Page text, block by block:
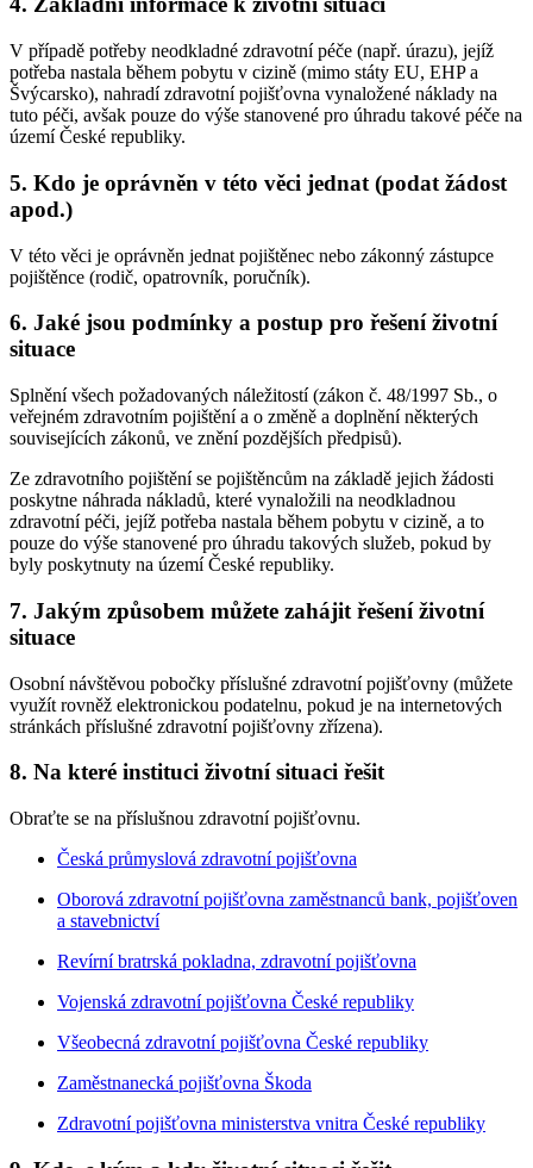
V případě potřeby neodkladné zdravotní péče (např. úrazu), jejíž
potřeba nastala během pobytu v cizině (mimo státy EU, EHP a
Švýcarsko), nahradí zdravotní pojišťovna vynaložené náklady na
tuto péči, avšak pouze do výše stanovené pro úhradu takové péče na
území České republiky.
5. Kdo je oprávněn v této věci jednat (podat žádost
apod.)
V této věci je oprávněn jednat pojištěnec nebo zákonný zástupce
pojištěnce (rodič, opatrovník, poručník).
6. Jaké jsou podmínky a postup pro řešení životní
situace
Splnění všech požadovaných náležitostí (zákon č. 48/1997 Sb., o
veřejném zdravotním pojištění a o změně a doplnění některých
souvisejících zákonů, ve znění pozdějších předpisů).
Ze zdravotního pojištění se pojištěncům na základě jejich žádosti
poskytne náhrada nákladů, které vynaložili na neodkladnou
zdravotní péči, jejíž potřeba nastala během pobytu v cizině, a to
pouze do výše stanovené pro úhradu takových služeb, pokud by
byly poskytnuty na území České republiky.
7. Jakým způsobem můžete zahájit řešení životní
situace
Osobní návštěvou pobočky příslušné zdravotní pojišťovny (můžete
využít rovněž elektronickou podatelnu, pokud je na internetových
stránkách příslušné zdravotní pojišťovny zřízena).
8. Na které instituci životní situaci řešit
Obraťte se na příslušnou zdravotní pojišťovnu.
Česká průmyslová zdravotní pojišťovna
Oborová zdravotní pojišťovna zaměstnanců bank, pojišťoven
a stavebnictví
Revírní bratrská pokladna, zdravotní pojišťovna
Vojenská zdravotní pojišťovna České republiky
Všeobecná zdravotní pojišťovna České republiky
Zaměstnanecká pojišťovna Škoda
Zdravotní pojišťovna ministerstva vnitra České republiky